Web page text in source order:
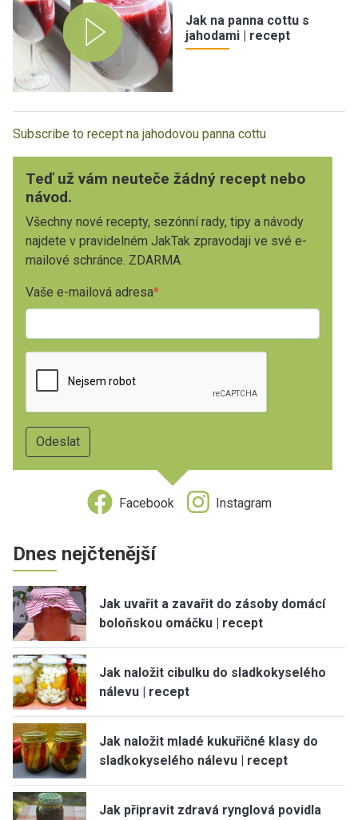
Jak na panna cottu s
jahodami | recept
Subscribe to recept na jahodovou panna cottu
Teď už vám neuteče žádný recept nebo
návod.
Všechny nové recepty, sezónní rady, tipy a návody
najdete v pravidelném JakTak zpravodaji ve své e-
mailové schránce. ZDARMA.
Vaše e-mailová adresa
Facebook Instagram
Dnes nejčtenější
Jak uvařit a zavařit do zásoby domácí
boloňskou omáčku | recept
Jak naložit cibulku do sladkokyselého
nálevu | recept
Jak naložit mladé kukuřičné klasy do
sladkokyselého nálevu | recept
Jak připravit zdravá rynglová povidla